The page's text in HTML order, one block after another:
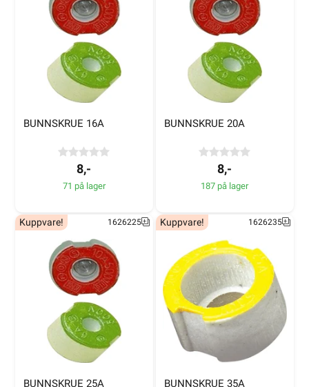
BUNNSKRUE 16A
8,-
71 på lager
BUNNSKRUE 20A
8,-
187 på lager
BUNNSKRUE 25A
Kuppvare! 1626225
BUNNSKRUE 35A
Kuppvare! 1626235